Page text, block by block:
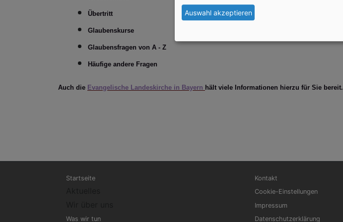
Übertritt
Glaubenskurse
Glaubensfragen von A - Z
Häufige andere Fragen
Auch die Evangelische Landeskirche in Bayern hält viele Informationen hierzu für Sie bereit.
Hauptnavigation
Startseite
Was wir tun
Fußbereichsmenü
Kontakt
Cookie-Einstellungen
Impressum
Datenschutzerklärung
Auswahl akzeptieren